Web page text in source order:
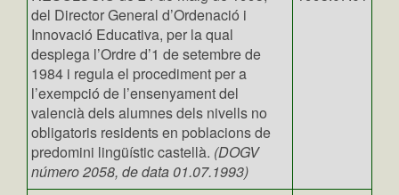
del Director General d’Ordenació i
Innovació Educativa, per la qual
desplega l’Ordre d’1 de setembre de
1984 i regula el procediment per a
l’exempció de l’ensenyament del
valencià dels alumnes dels nivells no
obligatoris residents en poblacions de
predomini lingüístic castellà. (DOGV
número 2058, de data 01.07.1993)